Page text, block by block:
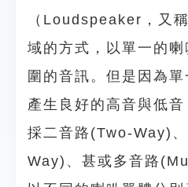
（Loudspeaker，又
域的方式，以單一的
圍的音訊。但是因為
產生良好的高音與低音
採二音路(Two-Way)
Way)、甚或多音路